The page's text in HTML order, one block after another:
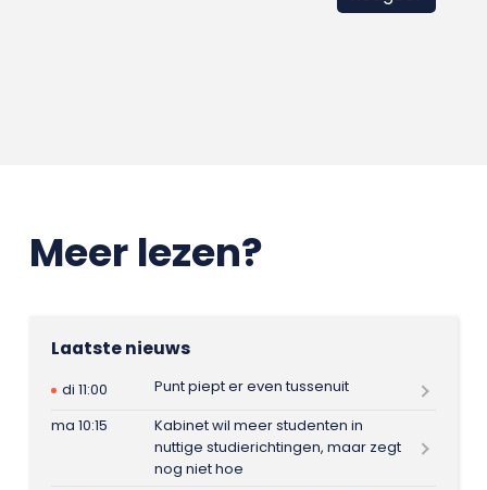
Meer lezen?
Laatste nieuws
di 11:00
Punt piept er even tussenuit
ma 10:15
Kabinet wil meer studenten in
nuttige studierichtingen, maar zegt
nog niet hoe